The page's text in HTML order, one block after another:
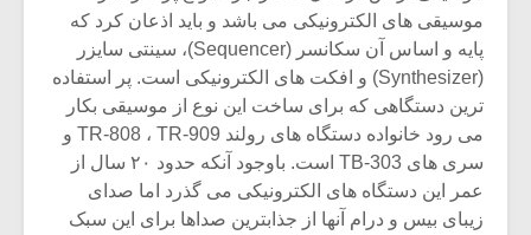
الکترونیکی می باشد و باید اذعان کرد که
پایه و اساس آن سکانسر (Sequencer)، سینتی سایزر
(Synthesizer) و افکت های الکترونیکی است. پر استفاده
که برای ساخت این نوع از موسیقی بکار
می رود خانواده دستگاه های رولند TR-808 ، TR-909 و
سری های TB-303 است. باوجود آنکه حدود ۲۰ سال از
دستگاه های الکترونیکی می گذرد اما صدای
و درام آنها از جذابترین صداها برای این سبک